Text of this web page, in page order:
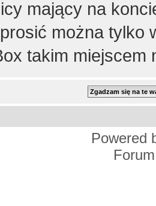
mający na
można tylko
takim miejscem
Powered